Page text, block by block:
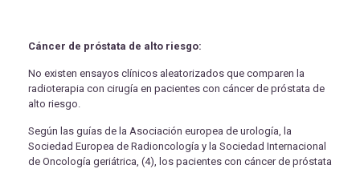
Cáncer de próstata de alto riesgo:
No existen ensayos clínicos aleatorizados que comparen la
radioterapia con cirugía en pacientes con cáncer de próstata de
alto riesgo.
Según las guías de la Asociación europea de urología, la
Sociedad Europea de Radioncología y la Sociedad Internacional
de Oncología geriátrica, (4), los pacientes con cáncer de próstata